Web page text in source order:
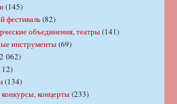
(145)
фестиваль(82)
объединения, театры(141)
инструменты(69)
062)
(134)
концерты(233)